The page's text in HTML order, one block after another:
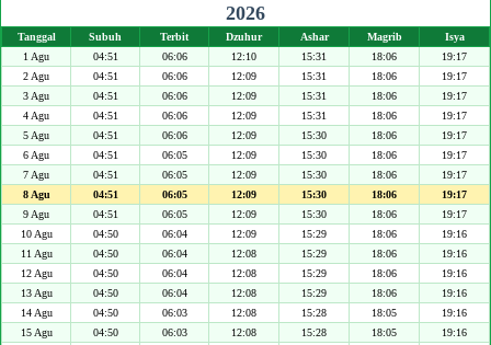
2026
Tanggal Subuh Terbit Dzuhur Ashar Magrib
Isya
1 Agu
04:51 06:06 12:10 15:31 18:06
19:17
2 Agu
04:51 06:06 12:09 15:31 18:06
19:17
3 Agu
04:51 06:06 12:09 15:31 18:06
19:17
4 Agu
04:51 06:06 12:09 15:31 18:06
19:17
5 Agu
04:51 06:06 12:09 15:30 18:06
19:17
6 Agu
04:51 06:05 12:09 15:30 18:06
19:17
7 Agu
04:51 06:05 12:09 15:30 18:06
19:17
8 Agu
04:51 06:05 12:09 15:30 18:06
19:17
9 Agu
04:51 06:05 12:09 15:30 18:06
19:17
10 Agu
04:50 06:04 12:09 15:29 18:06
19:16
11 Agu
04:50 06:04 12:08 15:29 18:06
19:16
12 Agu
04:50 06:04 12:08 15:29 18:06
19:16
13 Agu
04:50 06:04 12:08 15:29 18:06
19:16
14 Agu
04:50 06:03 12:08 15:28 18:05
19:16
15 Agu
04:50 06:03 12:08 15:28 18:05
19:16